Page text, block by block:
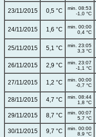
23/11/2015 0,5 °C
min. 08:53
-1,0 °C
24/11/2015 1,6 °C
min. 00:00
0,4 °C
25/11/2015 5,1 °C
min. 23:05
3,3 °C
26/11/2015 2,9 °C
min. 23:07
-1,1 °C
27/11/2015 1,2 °C
min. 00:00
-0,7 °C
28/11/2015 4,7 °C
min. 08:44
1,8 °C
29/11/2015 8,7 °C
min. 00:07
5,7 °C
30/11/2015 9,7 °C
min. 00:00
8,9 °C